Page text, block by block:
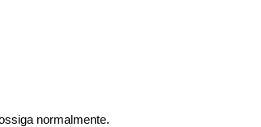
normalmente.